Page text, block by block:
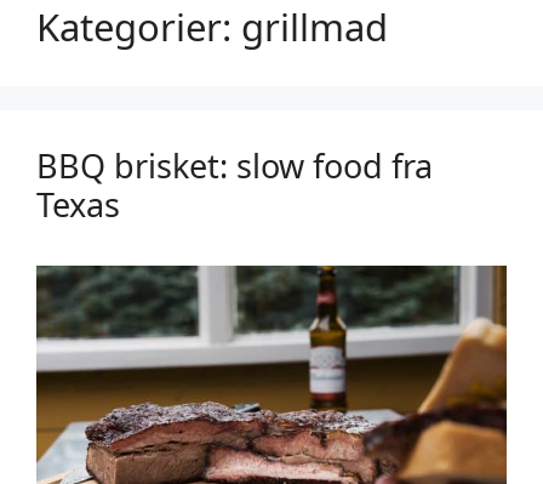
Kategorier: grillmad
BBQ brisket: slow food fra
Texas